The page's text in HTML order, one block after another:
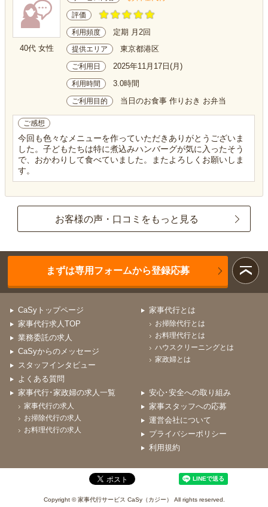
40代 女性
評価
利用頻度 定期 月2回
提供エリア 東京都港区
ご利用日 2025年11月17日(月)
利用時間 3.0時間
ご利用目的 当日のお食事 作りおき お弁当
ご感想
今回も色々なメニューを作っていただきありがとうございま
した。子どもたちは特に煮込みハンバーグが気に入ったそう
で、おかわりして食べていました。またよろしくお願いしま
す。
お客様の声・口コミをもっと見る
まずは専用フォームから登録応募
CaSyトップページ
家事代行求人TOP
業務委託の求人
CaSyからのメッセージ
スタッフインタビュー
よくある質問
家事代行とは
お掃除代行とは
お料理代行とは
ハウスクリーニングとは
家政婦とは
家事代行･家政婦の求人一覧
家事代行の求人
お掃除代行の求人
お料理代行の求人
安心･安全への取り組み
家事スタッフへの応募
運営会社について
プライバシーポリシー
利用規約
Copyright © 家事代行サービス CaSy（カジー） All rights reserved.